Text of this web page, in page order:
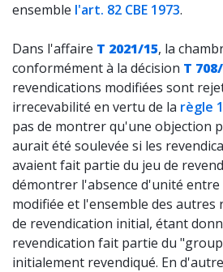
ensemble l'art. 82 CBE 1973.
Dans l'affaire T 2021/15, la
conformément à la décision T
revendications modifiées sont
irrecevabilité en vertu de la règle
pas de montrer qu'une objection
aurait été soulevée si les
avaient fait partie du jeu de
démontrer l'absence d'unité entre
modifiée et l'ensemble des autres
de revendication initial, étant
revendication fait partie du
initialement revendiqué. En